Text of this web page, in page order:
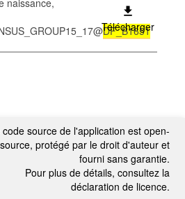
recensement,
naissance,
DF_B1651
Télécharger
code source de l'application est open-
source, protégé par le droit d'auteur et
fourni sans garantie.
Pour plus de détails, consultez la
déclaration de licence.